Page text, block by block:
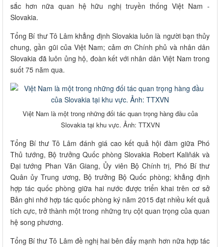
sắc hơn nữa quan hệ hữu nghị truyền thống Việt Nam -
Slovakia.
Tổng Bí thư Tô Lâm khẳng định Slovakia luôn là người bạn thủy
chung, gần gũi của Việt Nam; cảm ơn Chính phủ và nhân dân
Slovakia đã luôn ủng hộ, đoàn kết với nhân dân Việt Nam trong
suốt 75 năm qua.
Việt Nam là một trong những đối tác quan trọng hàng đầu của
Slovakia tại khu vực. Ảnh: TTXVN
Tổng Bí thư Tô Lâm đánh giá cao kết quả hội đàm giữa Phó
Thủ tướng, Bộ trưởng Quốc phòng Slovakia Robert Kaliňák và
Đại tướng Phan Văn Giang, Ủy viên Bộ Chính trị, Phó Bí thư
Quân ủy Trung ương, Bộ trưởng Bộ Quốc phòng; khẳng định
hợp tác quốc phòng giữa hai nước được triển khai trên cơ sở
Bản ghi nhớ hợp tác quốc phòng ký năm 2015 đạt nhiều kết quả
tích cực, trở thành một trong những trụ cột quan trọng của quan
hệ song phương.
Tổng Bí thư Tô Lâm đề nghị hai bên đẩy mạnh hơn nữa hợp tác